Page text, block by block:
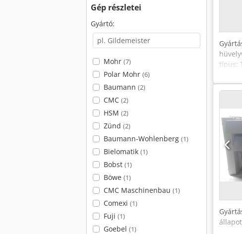
Gép részletei
Gyártó:
Mohr (7)
Polar Mohr (6)
Baumann (2)
CMC (2)
HSM (2)
Zünd (2)
Baumann-Wohlenberg (1)
Bielomatik (1)
Bobst (1)
Böwe (1)
CMC Maschinenbau (1)
Comexi (1)
Fuji (1)
Goebel (1)
típus: